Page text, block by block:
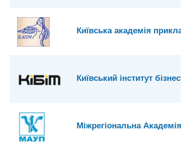
Київська академія
Київський інститут
Міжрегіональна